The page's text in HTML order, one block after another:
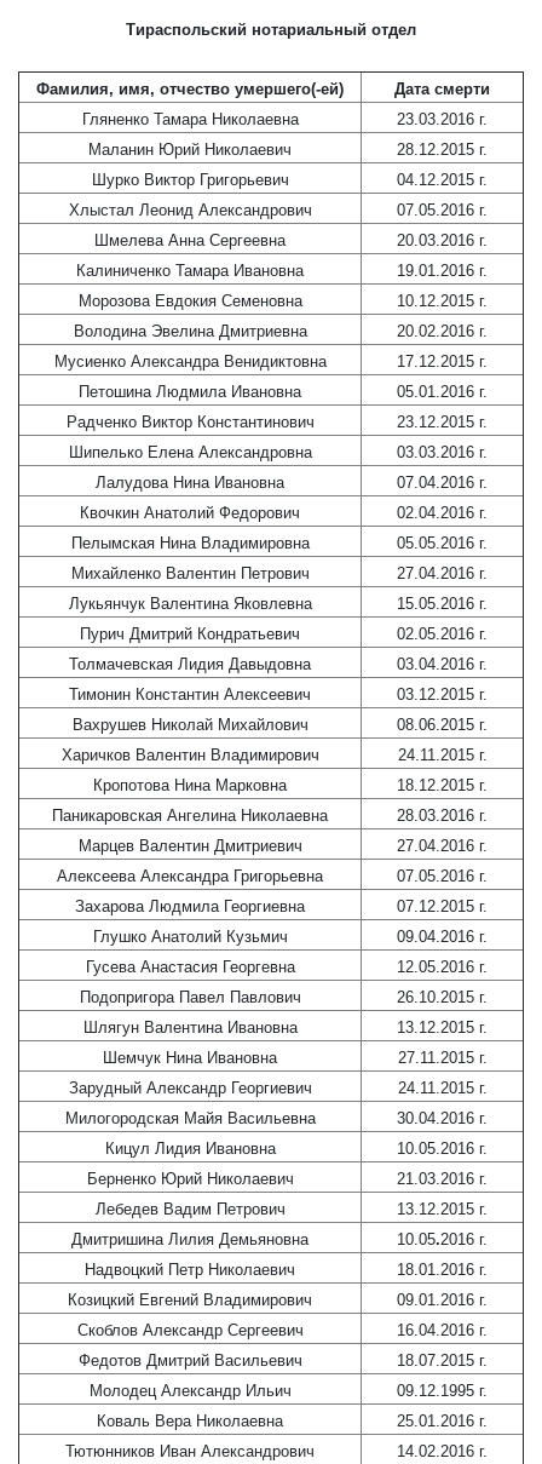
Тираспольский нотариальный отдел
Фамилия, имя, отчество умершего(-ей)
Дата смерти
Гляненко Тамара Николаевна
23.03.2016 г.
Маланин Юрий Николаевич
28.12.2015 г.
Шурко Виктор Григорьевич
04.12.2015 г.
Хлыстал Леонид Александрович
07.05.2016 г.
Шмелева Анна Сергеевна
20.03.2016 г.
Калиниченко Тамара Ивановна
19.01.2016 г.
Морозова Евдокия Семеновна
10.12.2015 г.
Володина Эвелина Дмитриевна
20.02.2016 г.
Мусиенко Александра Венидиктовна
17.12.2015 г.
Петошина Людмила Ивановна
05.01.2016 г.
Радченко Виктор Константинович
23.12.2015 г.
Шипелько Елена Александровна
03.03.2016 г.
Лалудова Нина Ивановна
07.04.2016 г.
Квочкин Анатолий Федорович
02.04.2016 г.
Пелымская Нина Владимировна
05.05.2016 г.
Михайленко Валентин Петрович
27.04.2016 г.
Лукьянчук Валентина Яковлевна
15.05.2016 г.
Пурич Дмитрий Кондратьевич
02.05.2016 г.
Толмачевская Лидия Давыдовна
03.04.2016 г.
Тимонин Константин Алексеевич
03.12.2015 г.
Вахрушев Николай Михайлович
08.06.2015 г.
Харичков Валентин Владимирович
24.11.2015 г.
Кропотова Нина Марковна
18.12.2015 г.
Паникаровская Ангелина Николаевна
28.03.2016 г.
Марцев Валентин Дмитриевич
27.04.2016 г.
Алексеева Александра Григорьевна
07.05.2016 г.
Захарова Людмила Георгиевна
07.12.2015 г.
Глушко Анатолий Кузьмич
09.04.2016 г.
Гусева Анастасия Георгевна
12.05.2016 г.
Подопригора Павел Павлович
26.10.2015 г.
Шлягун Валентина Ивановна
13.12.2015 г.
Шемчук Нина Ивановна
27.11.2015 г.
Зарудный Александр Георгиевич
24.11.2015 г.
Милогородская Майя Васильевна
30.04.2016 г.
Кицул Лидия Ивановна
10.05.2016 г.
Берненко Юрий Николаевич
21.03.2016 г.
Лебедев Вадим Петрович
13.12.2015 г.
Дмитришина Лилия Демьяновна
10.05.2016 г.
Надвоцкий Петр Николаевич
18.01.2016 г.
Козицкий Евгений Владимирович
09.01.2016 г.
Скоблов Александр Сергеевич
16.04.2016 г.
Федотов Дмитрий Васильевич
18.07.2015 г.
Молодец Александр Ильич
09.12.1995 г.
Коваль Вера Николаевна
25.01.2016 г.
Тютюнников Иван Александрович
14.02.2016 г.